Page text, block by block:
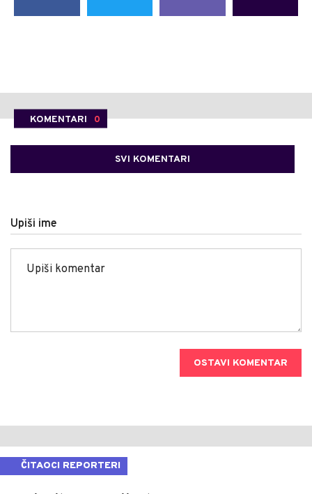
KOMENTARI 0
SVI KOMENTARI
Upiši ime
OSTAVI KOMENTAR
ČITAOCI REPORTERI